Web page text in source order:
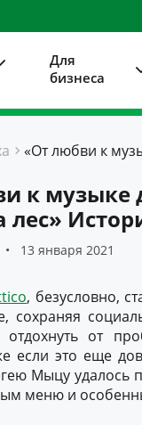
Для
бизнеса
к музыке
13 января 2021
, безусловно,
сохраняя
отдохнуть от
если это еще
Мыцу удалось
меню и